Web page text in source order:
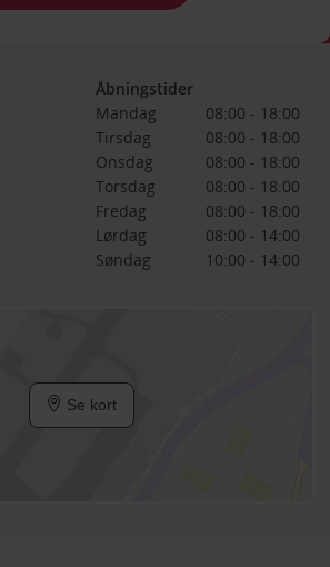
Åbningstider
Mandag
08:00 - 18:00
Tirsdag
08:00 - 18:00
Onsdag
08:00 - 18:00
Torsdag
08:00 - 18:00
Fredag
08:00 - 18:00
Lørdag
08:00 - 14:00
Søndag
10:00 - 14:00
Se kort